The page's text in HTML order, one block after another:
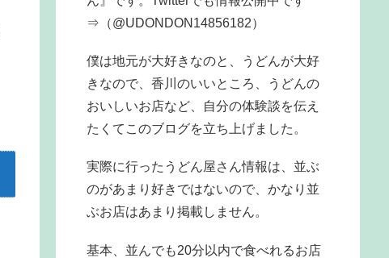
⇒（@UDONDON14856182）
僕は地元が大好きなのと、うどんが大好
きなので、香川のいいところ、うどんの
おいしいお店など、自分の体験談を伝え
たくてこのブログを立ち上げました。
実際に行ったうどん屋さん情報は、並ぶ
のがあまり好きではないので、かなり並
ぶお店はあまり掲載しません。
基本、並んでも20分以内で食べれるお店